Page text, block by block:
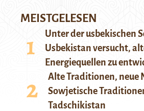
MEISTGELESEN
Unter der usbekischen
Usbekistan versucht,
Energiequellen zu
Alte Traditionen, neue
Sowjetische
Tadschikistan